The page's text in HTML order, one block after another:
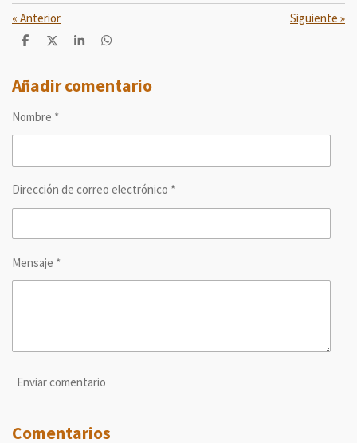
« Anterior Siguiente »
C
p
a
t
C
p
a
C
p
a
C
p
a
Añadir comentario
Nombre *
Dirección de correo electrónico *
Mensaje *
Enviar comentario
Comentarios